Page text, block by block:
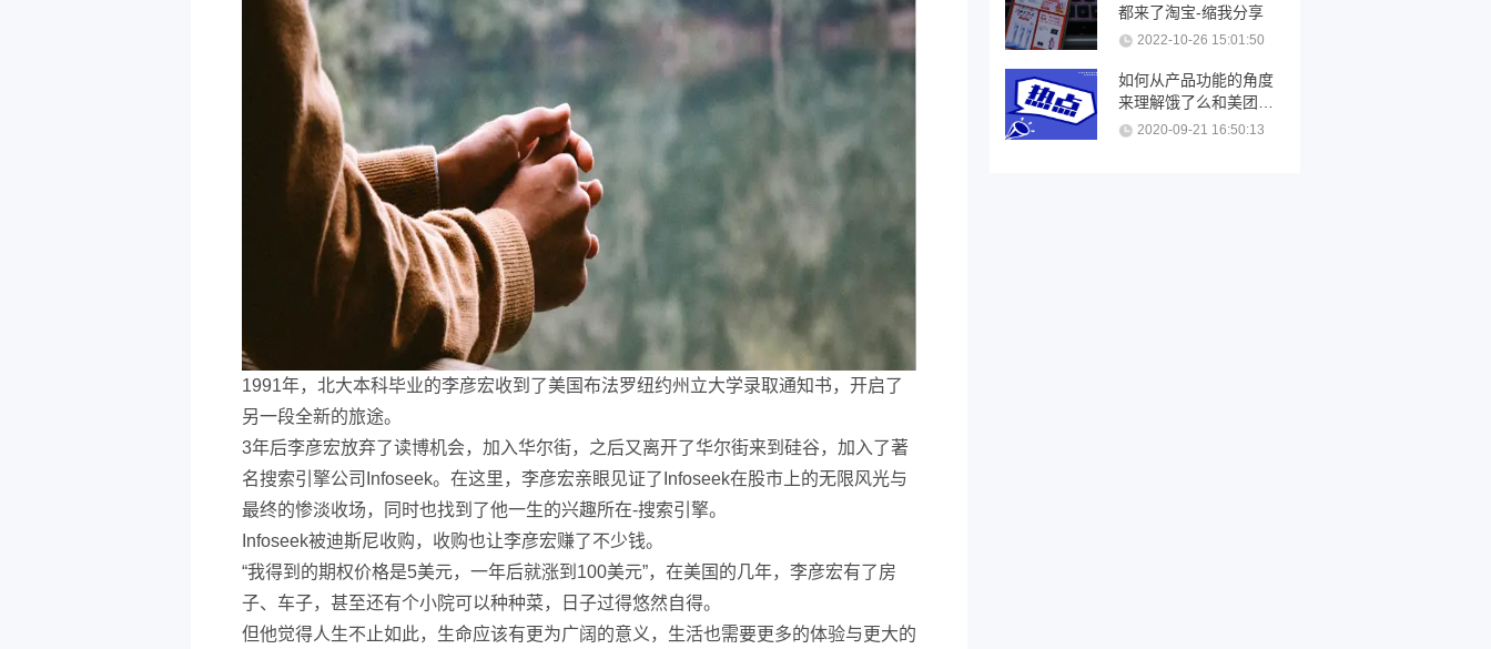
1991年，北大本科毕业的李彦宏收到了美国布法罗纽约州立大学录取通知书，开启了
另一段全新的旅途。
3年后李彦宏放弃了读博机会，加入华尔街，之后又离开了华尔街来到硅谷，加入了著
名搜索引擎公司Infoseek。在这里，李彦宏亲眼见证了Infoseek在股市上的无限风光与
最终的惨淡收场，同时也找到了他一生的兴趣所在-搜索引擎。
Infoseek被迪斯尼收购，收购也让李彦宏赚了不少钱。
“我得到的期权价格是5美元，一年后就涨到100美元”，在美国的几年，李彦宏有了房
子、车子，甚至还有个小院可以种种菜，日子过得悠然自得。
但他觉得人生不止如此，生命应该有更为广阔的意义，生活也需要更多的体验与更大的
都来了淘宝-缩我分享
2022-10-26 15:01:50
如何从产品功能的角度
来理解饿了么和美团优
化 2020-09-21 16:50:13